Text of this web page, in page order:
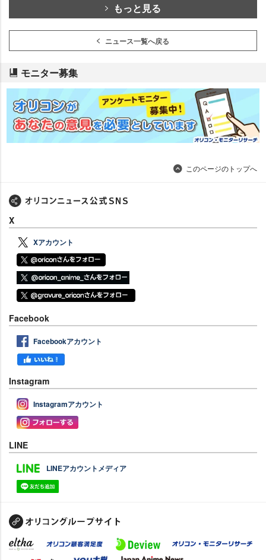
もっと見る
ニュース一覧へ戻る
モニター募集
このページのトップへ
X
Xアカウント
Facebook
Facebookアカウント
Instagram
Instagramアカウント
LINE
LINEアカウントメディア